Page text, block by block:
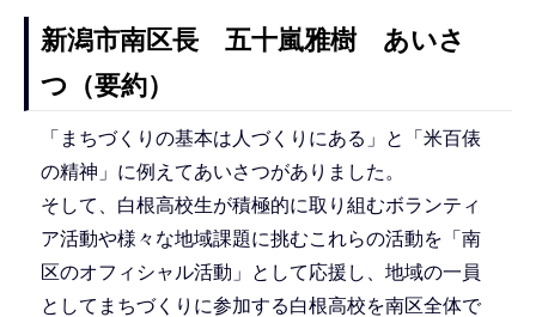
新潟市南区長 五十嵐雅樹 あいさ
つ（要約）
「まちづくりの基本は人づくりにある」と「米百俵
の精神」に例えてあいさつがありました。
そして、白根高校生が積極的に取り組むボランティ
ア活動や様々な地域課題に挑むこれらの活動を「南
区のオフィシャル活動」として応援し、地域の一員
としてまちづくりに参加する白根高校を南区全体で